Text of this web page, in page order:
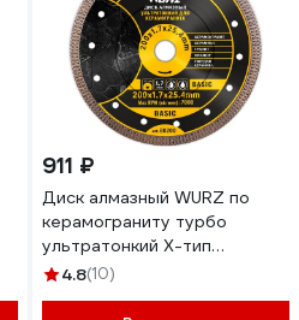
911 ₽
Диск алмазный WURZ по
керамограниту турбо
ультратонкий X-тип
200х1.7х25.4 80200
4.8(10)